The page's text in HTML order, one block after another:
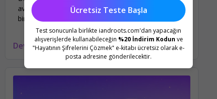
Ücretsiz Teste Başla
Test sonucunla birlikte iandroots.com'dan yapacağın
alışverişlerde kullanabileceğin %20 İndirim Kodun ve
"Hayatının Şifrelerini Çözmek" e-kitabı ücretsiz olarak e-
posta adresine gönderilecektir.
avantajlarını ve zorluklarını keşfedin. Yüksek enerjili
bir ilişki sizi bekliyor!
Devamını oku